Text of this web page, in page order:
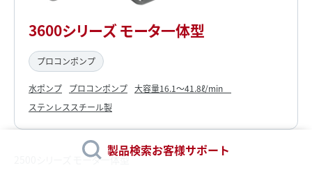
製品検索お客様サポート
3600シリーズ モータ一体型
プロコンポンプ
水ポンプ プロコンポンプ 大容量16.1～41.8ℓ/min
ステンレススチール製
2500シリーズ モータ一体型